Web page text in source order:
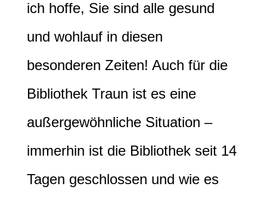
ich hoffe, Sie sind alle gesund
und wohlauf in diesen
besonderen Zeiten! Auch für die
Bibliothek Traun ist es eine
außergewöhnliche Situation –
immerhin ist die Bibliothek seit 14
Tagen geschlossen und wie es